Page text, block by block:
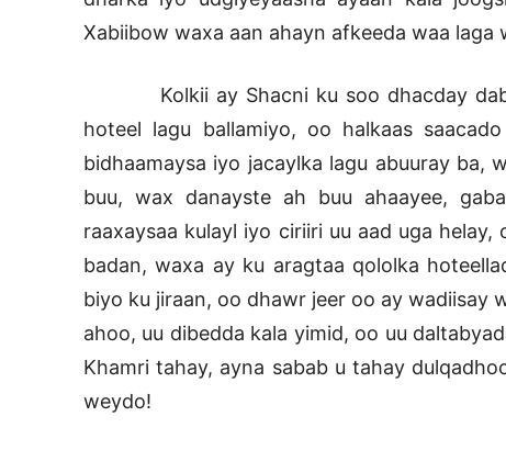
Xabiibow waxa aan ahayn afkeeda waa laga
Kolkii ay Shacni ku soo dhacday
hoteel lagu ballamiyo, oo halkaas
bidhaamaysa iyo jacaylka lagu abuuray ba,
buu, wax danayste ah buu ahaayee,
raaxaysaa kulayl iyo ciriiri uu aad uga
badan, waxa ay ku aragtaa qololka
biyo ku jiraan, oo dhawr jeer oo ay wadiisay
ahoo, uu dibedda kala yimid, oo uu
Khamri tahay, ayna sabab u tahay
weydo!